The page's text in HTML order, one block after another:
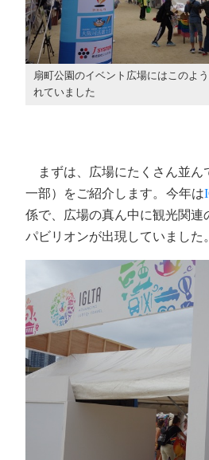
扇町公園のイベント広場にはこのよ
れていました
まずは、広場にたくさん並ん
一部）をご紹介します。今年は
係で、広場の真ん中に観光関連
パビリオンが出現していました。